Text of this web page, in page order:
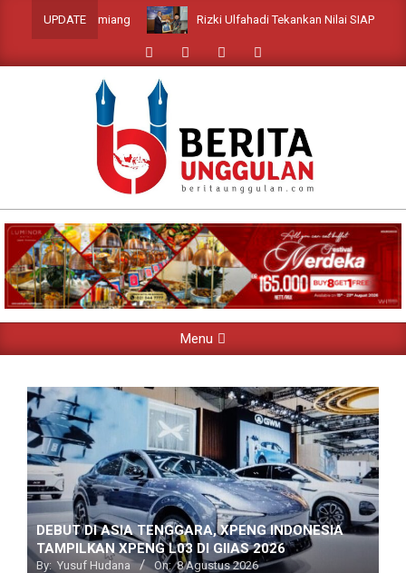
UPDATE Rizki Ulfahadi Tekankan Nilai SIAP sebagai Fondasi Kader
Navigation
Menu
DEBUT DI ASIA TENGGARA, XPENG INDONESIA
TAMPILKAN XPENG L03 DI GIIAS 2026
By: Yusuf Hudana On: 8 Agustus 2026